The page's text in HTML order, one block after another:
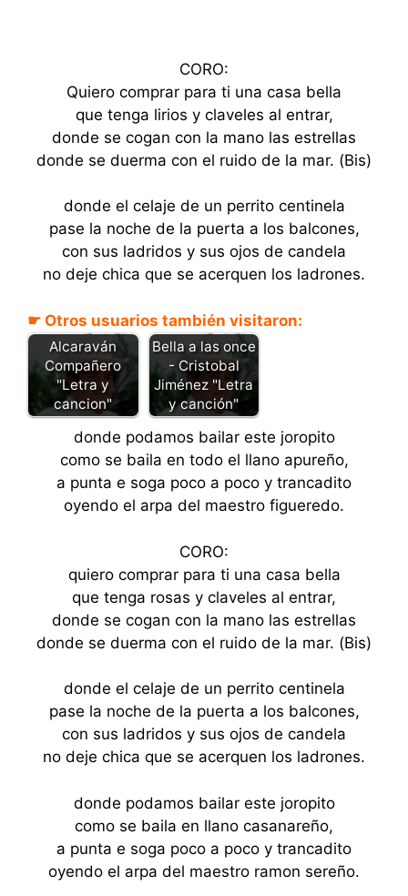
CORO:
Quiero comprar para ti una casa bella
que tenga lirios y claveles al entrar,
donde se cogan con la mano las estrellas
donde se duerma con el ruido de la mar. (Bis)
donde el celaje de un perrito centinela
pase la noche de la puerta a los balcones,
con sus ladridos y sus ojos de candela
no deje chica que se acerquen los ladrones.
☛ Otros usuarios también visitaron:
Alcaraván
Compañero
"Letra y
cancion"
Bella a las once
- Cristobal
Jiménez "Letra
y canción"
donde podamos bailar este joropito
como se baila en todo el llano apureño,
a punta e soga poco a poco y trancadito
oyendo el arpa del maestro figueredo.
CORO:
quiero comprar para ti una casa bella
que tenga rosas y claveles al entrar,
donde se cogan con la mano las estrellas
donde se duerma con el ruido de la mar. (Bis)
donde el celaje de un perrito centinela
pase la noche de la puerta a los balcones,
con sus ladridos y sus ojos de candela
no deje chica que se acerquen los ladrones.
donde podamos bailar este joropito
como se baila en llano casanareño,
a punta e soga poco a poco y trancadito
oyendo el arpa del maestro ramon sereño.